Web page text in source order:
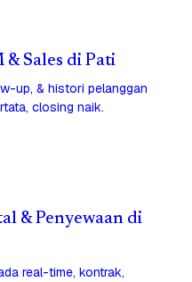
& Sales di Pati
up, & histori pelanggan
closing naik.
& Penyewaan di
real-time, kontrak,